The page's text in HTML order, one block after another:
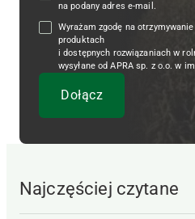
na podany adres e-mail.
Wyrażam zgodę na
produktach
i dostępnych rozwiązaniach w
wysyłane od APRA sp. z o.o. w
Najczęściej czytane